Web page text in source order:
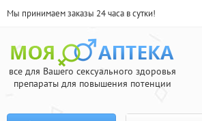
Мы принимаем заказы 24 часа в сутки!
все для Вашего сексуального здоровья
препараты для повышения потенции